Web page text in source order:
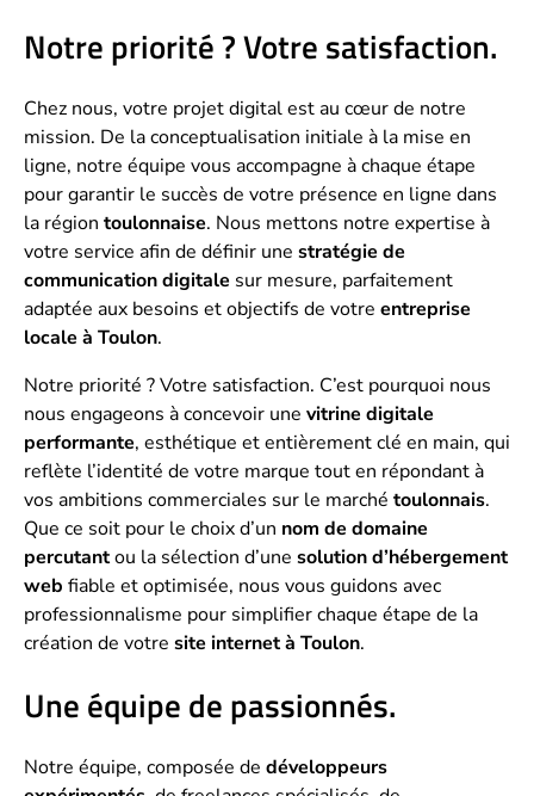
Notre priorité ? Votre satisfaction.
Chez nous, votre projet digital est au cœur de notre
mission. De la conceptualisation initiale à la mise en
ligne, notre équipe vous accompagne à chaque étape
pour garantir le succès de votre présence en ligne dans
la région toulonnaise. Nous mettons notre expertise à
votre service afin de définir une stratégie de
communication digitale sur mesure, parfaitement
adaptée aux besoins et objectifs de votre entreprise
locale à Toulon.
Notre priorité ? Votre satisfaction. C’est pourquoi nous
nous engageons à concevoir une vitrine digitale
performante, esthétique et entièrement clé en main, qui
reflète l’identité de votre marque tout en répondant à
vos ambitions commerciales sur le marché toulonnais.
Que ce soit pour le choix d’un nom de domaine
percutantou la sélection d’une solution d’hébergement
web fiable et optimisée, nous vous guidons avec
professionnalisme pour simplifier chaque étape de la
création de votre site internet à Toulon.
Une équipe de passionnés.
Notre équipe, composée de développeurs